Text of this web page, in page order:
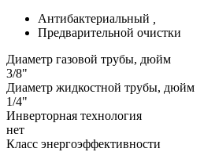
Антибактериальный
Предварительной очистки
Диаметр газовой трубы, дюйм
3/8"
Диаметр жидкостной трубы, дюйм
1/4"
Инверторная технология
нет
Класс энергоэффективности